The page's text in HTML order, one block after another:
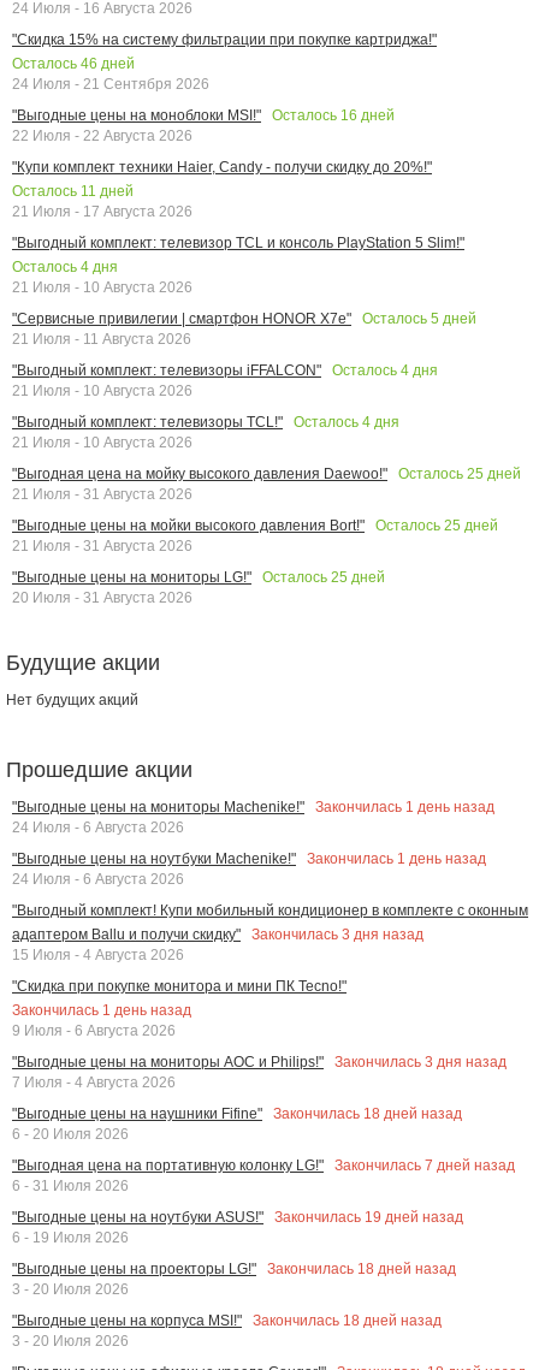
24 Июля - 16 Августа 2026
"Скидка 15% на систему фильтрации при покупке картриджа!"
Осталось 46 дней
24 Июля - 21 Сентября 2026
"Выгодные цены на моноблоки MSI!"
Осталось 16 дней
22 Июля - 22 Августа 2026
"Купи комплект техники Haier, Candy - получи скидку до 20%!"
Осталось 11 дней
21 Июля - 17 Августа 2026
"Выгодный комплект: телевизор TCL и консоль PlayStation 5 Slim!"
Осталось 4 дня
21 Июля - 10 Августа 2026
"Сервисные привилегии | смартфон HONOR X7e"
Осталось 5 дней
21 Июля - 11 Августа 2026
"Выгодный комплект: телевизоры iFFALCON"
Осталось 4 дня
21 Июля - 10 Августа 2026
"Выгодный комплект: телевизоры TCL!"
Осталось 4 дня
21 Июля - 10 Августа 2026
"Выгодная цена на мойку высокого давления Daewoo!"
Осталось 25 дней
21 Июля - 31 Августа 2026
"Выгодные цены на мойки высокого давления Bort!"
Осталось 25 дней
21 Июля - 31 Августа 2026
"Выгодные цены на мониторы LG!"
Осталось 25 дней
20 Июля - 31 Августа 2026
Будущие акции
Нет будущих акций
Прошедшие акции
"Выгодные цены на мониторы Machenike!" Закончилась 1 день назад
24 Июля - 6 Августа 2026
"Выгодные цены на ноутбуки Machenike!"
Закончилась 1 день назад
24 Июля - 6 Августа 2026
"Выгодный комплект! Купи мобильный кондиционер в комплекте с оконным
адаптером Ballu и получи скидку"
Закончилась 3 дня назад
15 Июля - 4 Августа 2026
"Скидка при покупке монитора и мини ПК Tecno!"
Закончилась 1 день назад
9 Июля - 6 Августа 2026
"Выгодные цены на мониторы AOC и Philips!"
Закончилась 3 дня назад
7 Июля - 4 Августа 2026
"Выгодные цены на наушники Fifine"
Закончилась 18 дней назад
6 - 20 Июля 2026
"Выгодная цена на портативную колонку LG!"
Закончилась 7 дней назад
6 - 31 Июля 2026
"Выгодные цены на ноутбуки ASUS!"
Закончилась 19 дней назад
6 - 19 Июля 2026
"Выгодные цены на проекторы LG!"
Закончилась 18 дней назад
3 - 20 Июля 2026
"Выгодные цены на корпуса MSI!"
Закончилась 18 дней назад
3 - 20 Июля 2026